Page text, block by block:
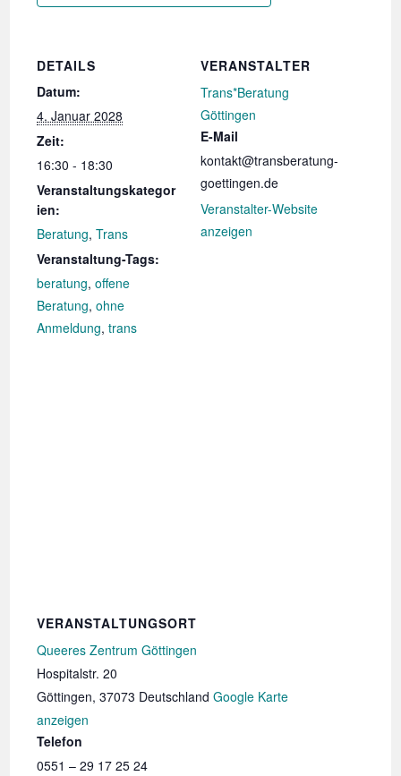
DETAILS
Datum:
4. Januar 2028
Zeit:
16:30 - 18:30
Veranstaltungskategor
ien:
Beratung,Trans
Veranstaltung-Tags:
beratung,offene
Beratung,ohne
Anmeldung,trans
VERANSTALTER
Trans*Beratung
Göttingen
E-Mail
kontakt@transberatung-
goettingen.de
Veranstalter-Website
anzeigen
VERANSTALTUNGSORT
Queeres Zentrum Göttingen
Hospitalstr. 20
Göttingen, 37073 Deutschland Google Karte
anzeigen
Telefon
0551 – 29 17 25 24